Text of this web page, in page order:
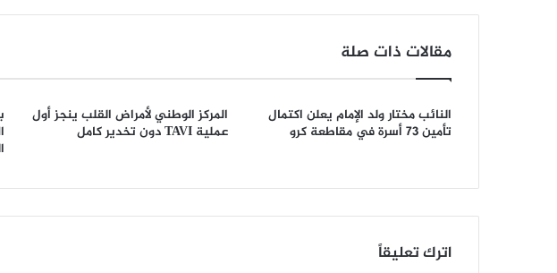
مقالات ذات صلة
النائب مختار ولد الإمام يعلن اكتمال
تأمين 73 أسرة في مقاطعة كرو
المركز الوطني لأمراض القلب ينجز أول
عملية TAVI دون تخدير كامل
اترك تعليقاً